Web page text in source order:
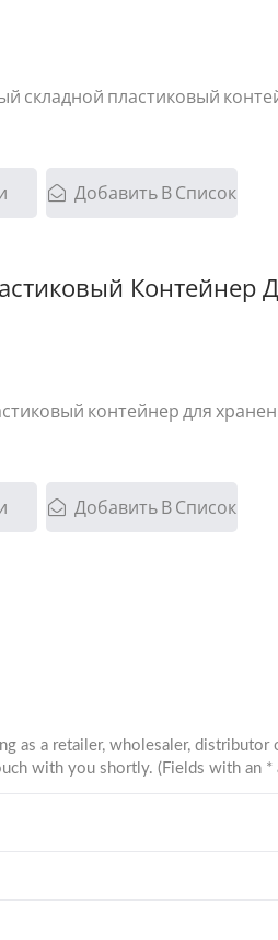
складной пластиковый
Добавить В Список
контейнер для
Добавить В Список